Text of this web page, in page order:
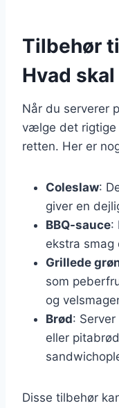
Tilbehør
Hvad
Når du serverer
vælge det rigtige
retten. Her er
Coleslaw:
giver en
BBQ-sauce:
ekstra
Grillede
som
og
Brød:
eller
Disse tilbehør